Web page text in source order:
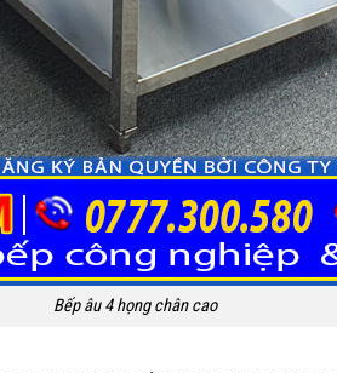
Bếp âu 4 họng chân cao